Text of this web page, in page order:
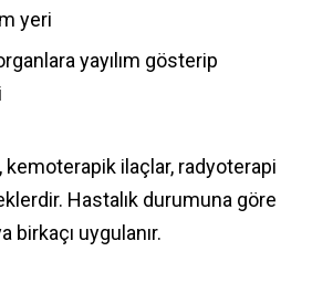
yeri
yayılım gösterip
kemoterapik ilaçlar, radyoterapi
Hastalık durumuna göre
birkaçı uygulanır.